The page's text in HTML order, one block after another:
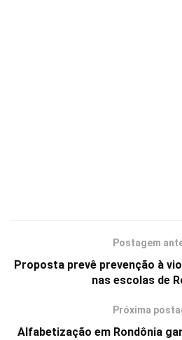
Postagem
Proposta prevê prevenção à
nas escolas de
Próxima
Alfabetização em Rondônia